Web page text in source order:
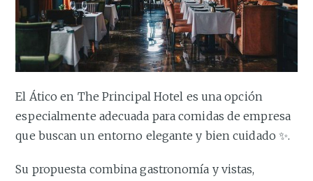
El Ático en The Principal Hotel es una opción
especialmente adecuada para comidas de empresa
que buscan un entorno elegante y bien cuidado ✨.
Su propuesta combina gastronomía y vistas,